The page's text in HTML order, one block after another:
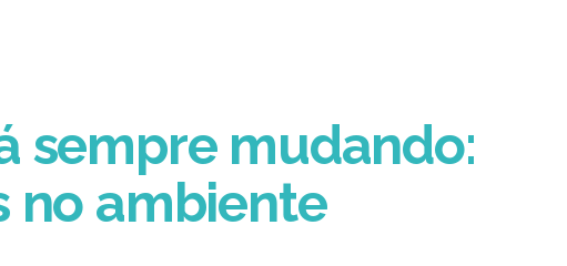
sempre mudando:
no ambiente